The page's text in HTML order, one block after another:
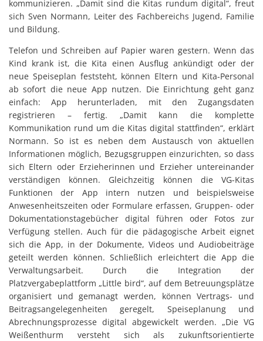
kommunizieren. „Damit sind die Kitas rundum digital“, freut
sich Sven Normann, Leiter des Fachbereichs Jugend, Familie
und Bildung.
Telefon und Schreiben auf Papier waren gestern. Wenn das
Kind krank ist, die Kita einen Ausflug ankündigt oder der
neue Speiseplan feststeht, können Eltern und Kita-Personal
ab sofort die neue App nutzen. Die Einrichtung geht ganz
einfach: App herunterladen, mit den Zugangsdaten
registrieren – fertig. „Damit kann die komplette
Kommunikation rund um die Kitas digital stattfinden“, erklärt
Normann. So ist es neben dem Austausch von aktuellen
Informationen möglich, Bezugsgruppen einzurichten, so dass
sich Eltern oder Erzieherinnen und Erzieher untereinander
verständigen können. Gleichzeitig können die VG-Kitas
Funktionen der App intern nutzen und beispielsweise
Anwesenheitszeiten oder Formulare erfassen, Gruppen- oder
Dokumentationstagebücher digital führen oder Fotos zur
Verfügung stellen. Auch für die pädagogische Arbeit eignet
sich die App, in der Dokumente, Videos und Audiobeiträge
geteilt werden können. Schließlich erleichtert die App die
Verwaltungsarbeit. Durch die Integration der
Platzvergabeplattform „Little bird“, auf dem Betreuungsplätze
organisiert und gemanagt werden, können Vertrags- und
Beitragsangelegenheiten geregelt, Speiseplanung und
Abrechnungsprozesse digital abgewickelt werden. „Die VG
Weißenthurm versteht sich als zukunftsorientierte